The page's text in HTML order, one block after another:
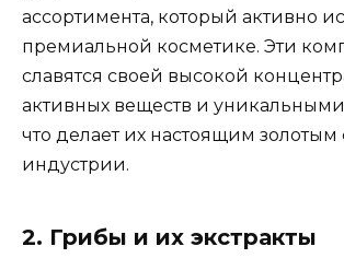
ассортимента, который активно
премиальной косметике. Эти
славятся своей высокой
активных веществ и
что делает их настоящим золотым
индустрии.
2. Грибы и их экстракты